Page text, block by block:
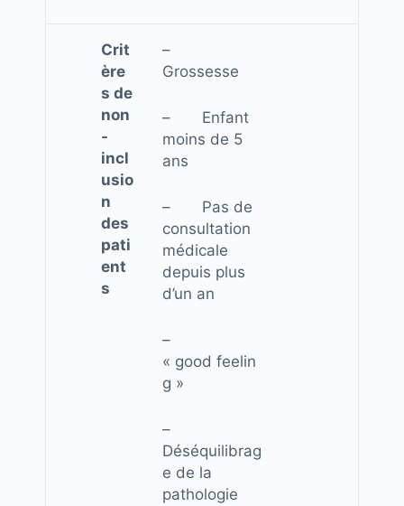
Crit
ère
s de
non
-
incl
usio
n
des
pati
ent
s
–
Grossesse
– Enfant
moins de 5
ans
– Pas de
consultation
médicale
depuis plus
d’un an
–
« good feelin
g »
–
Déséquilibrag
e de la
pathologie